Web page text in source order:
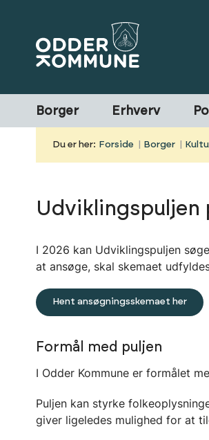
Borger Erhverv
Du er her: Forside Borger
Udviklingspuljen
I 2026 kan Udviklingspuljen
at ansøge, skal skemaet
Hent ansøgningsskemaet her
Formål med puljen
I Odder Kommune er formålet
Puljen kan styrke
giver ligeledes mulighed for at